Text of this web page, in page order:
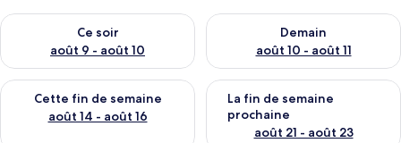
Ce soir
août 9 - août 10
Vérifier la disponibilité pour ce soir août 9 - août 10
Demain
août 10 - août 11
Vérifier la disponibilité pour
Cette fin de semaine
août 14 - août 16
Vérifier la disponibilité pour cette fin de semaine août 14 -
La fin de semaine
prochaine
août 21 - août 23
Vérifier la disponibilité pour